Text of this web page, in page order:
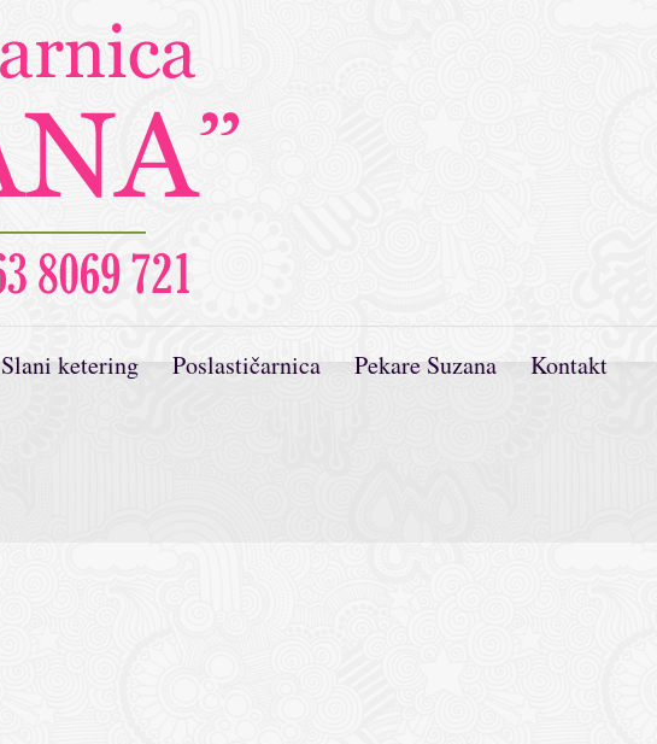
Slani ketering Poslastičarnica Pekare Suzana Kontakt